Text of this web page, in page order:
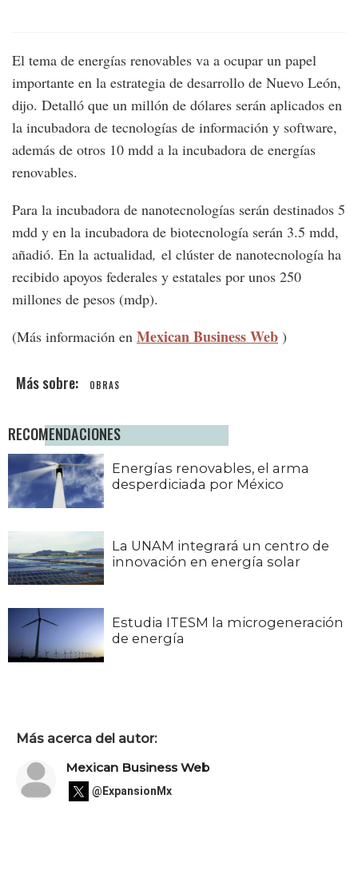
El tema de energías renovables va a ocupar un papel
importante en la estrategia de desarrollo de Nuevo León,
dijo. Detalló que un millón de dólares serán aplicados en
la incubadora de tecnologías de información y software,
además de otros 10 mdd a la incubadora de energías
renovables.
Para la incubadora de nanotecnologías serán destinados 5
mdd y en la incubadora de biotecnología serán 3.5 mdd,
añadió. En la actualidad, el clúster de nanotecnología ha
recibido apoyos federales y estatales por unos 250
millones de pesos (mdp).
(Más información en Mexican Business Web )
OBRAS
RECOMENDACIONES
Energías renovables, el arma
desperdiciada por México
La UNAM integrará un centro de
innovación en energía solar
Estudia ITESM la microgeneración
de energía
Más acerca del autor:
Mexican Business Web
@ExpansionMx